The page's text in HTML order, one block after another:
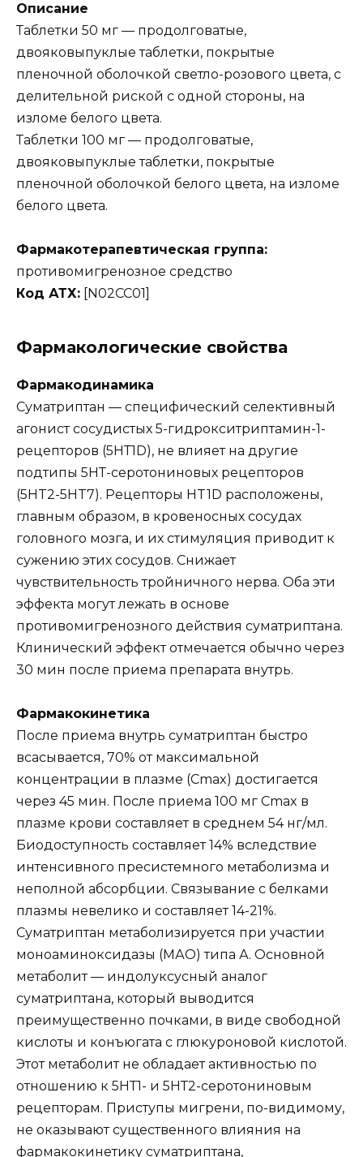
Описание
Таблетки 50 мг — продолговатые,
двояковыпуклые таблетки, покрытые
пленочной оболочкой светло-розового цвета, с
делительной риской с одной стороны, на
изломе белого цвета.
Таблетки 100 мг — продолговатые,
двояковыпуклые таблетки, покрытые
пленочной оболочкой белого цвета, на изломе
белого цвета.
Фармакотерапевтическая группа:
противомигренозное средство
Код АТХ: [N02CC01]
Фармакологические свойства
Фармакодинамика
Суматриптан — специфический селективный
агонист сосудистых 5-гидрокситриптамин-1-
рецепторов (5НТ1D), не влияет на другие
подтипы 5НТ-серотониновых рецепторов
(5HT2-5HT7). Рецепторы HT1D расположены,
главным образом, в кровеносных сосудах
головного мозга, и их стимуляция приводит к
сужению этих сосудов. Снижает
чувствительность тройничного нерва. Оба эти
эффекта могут лежать в основе
противомигренозного действия суматриптана.
Клинический эффект отмечается обычно через
30 мин после приема препарата внутрь.
Фармакокинетика
После приема внутрь суматриптан быстро
всасывается, 70% от максимальной
концентрации в плазме (Cmax) достигается
через 45 мин. После приема 100 мг Сmax в
плазме крови составляет в среднем 54 нг/мл.
Биодоступность составляет 14% вследствие
интенсивного пресистемного метаболизма и
неполной абсорбции. Связывание с белками
плазмы невелико и составляет 14-21%.
Суматриптан метаболизируется при участии
моноаминоксидазы (МАО) типа А. Основной
метаболит — индолуксусный аналог
суматриптана, который выводится
преимущественно почками, в виде свободной
кислоты и конъюгата с глюкуроновой кислотой.
Этот метаболит не обладает активностью по
отношению к 5НТ1- и 5НТ2-серотониновым
рецепторам. Приступы мигрени, по-видимому,
не оказывают существенного влияния на
фармакокинетику суматриптана,